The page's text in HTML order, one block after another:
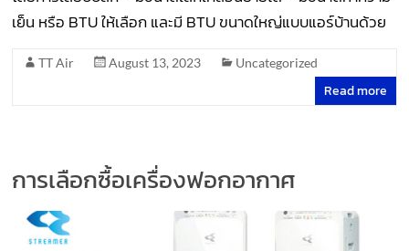
เย็น หรือ BTU ให้เลือก และมี BTU ขนาดใหญ่แบบแอร์บ้านด้วย
TT Air August 13, 2023 Uncategorized
Read more
การเลือกซื้อเครื่องฟอกอากาศ